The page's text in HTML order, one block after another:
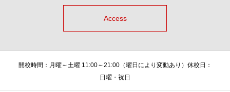
Access
開校時間：月曜～土曜 11:00～21:00（曜日により変動あり）休校日：
日曜・祝日